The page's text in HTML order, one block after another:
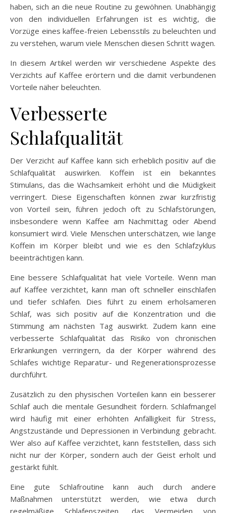
haben, sich an die neue Routine zu gewöhnen. Unabhängig
von den individuellen Erfahrungen ist es wichtig, die
Vorzüge eines kaffee-freien Lebensstils zu beleuchten und
zu verstehen, warum viele Menschen diesen Schritt wagen.
In diesem Artikel werden wir verschiedene Aspekte des
Verzichts auf Kaffee erörtern und die damit verbundenen
Vorteile näher beleuchten.
Verbesserte
Schlafqualität
Der Verzicht auf Kaffee kann sich erheblich positiv auf die
Schlafqualität auswirken. Koffein ist ein bekanntes
Stimulans, das die Wachsamkeit erhöht und die Müdigkeit
verringert. Diese Eigenschaften können zwar kurzfristig
von Vorteil sein, führen jedoch oft zu Schlafstörungen,
insbesondere wenn Kaffee am Nachmittag oder Abend
konsumiert wird. Viele Menschen unterschätzen, wie lange
Koffein im Körper bleibt und wie es den Schlafzyklus
beeinträchtigen kann.
Eine bessere Schlafqualität hat viele Vorteile. Wenn man
auf Kaffee verzichtet, kann man oft schneller einschlafen
und tiefer schlafen. Dies führt zu einem erholsameren
Schlaf, was sich positiv auf die Konzentration und die
Stimmung am nächsten Tag auswirkt. Zudem kann eine
verbesserte Schlafqualität das Risiko von chronischen
Erkrankungen verringern, da der Körper während des
Schlafes wichtige Reparatur- und Regenerationsprozesse
durchführt.
Zusätzlich zu den physischen Vorteilen kann ein besserer
Schlaf auch die mentale Gesundheit fördern. Schlafmangel
wird häufig mit einer erhöhten Anfälligkeit für Stress,
Angstzustände und Depressionen in Verbindung gebracht.
Wer also auf Kaffee verzichtet, kann feststellen, dass sich
nicht nur der Körper, sondern auch der Geist erholt und
gestärkt fühlt.
Eine gute Schlafroutine kann auch durch andere
Maßnahmen unterstützt werden, wie etwa durch
regelmäßige Schlafenszeiten, das Vermeiden von